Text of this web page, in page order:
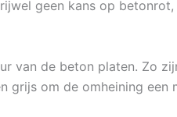
geen kans op
van de beton platen. Zo
om de omheining een